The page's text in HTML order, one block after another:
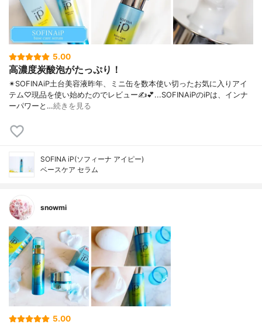
5.00
高濃度炭酸泡がたっぷり！
✴︎SOFINAiP土台美容液昨年、ミニ缶を数本使い切ったお気に入りアイ
テム♡現品を使い始めたのでレビュー✍️💕...SOFINAiPのiPは、インナ
ーパワーと…続きを見る
SOFINA iP(ソフィーナ アイピー)
ベースケア セラム
snowmi
5.00